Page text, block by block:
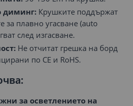
диминг: Крушките поддържат
за плавно угасване (auto
след изгасване.
Не отчитат грешка на борд
по CE и RoHS.
за осветлението на